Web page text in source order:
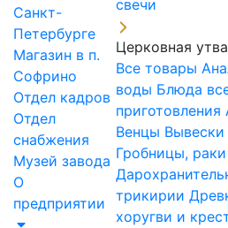
Санкт-
Петербурге
Магазин в п.
Софрино
Отдел кадров
Отдел
снабжения
Музей завода
О
предприятии
свечи
Церковная
Все товары
воды Блюда
приготовления
Венцы
Гробницы, раки
трикирии
хоругви и